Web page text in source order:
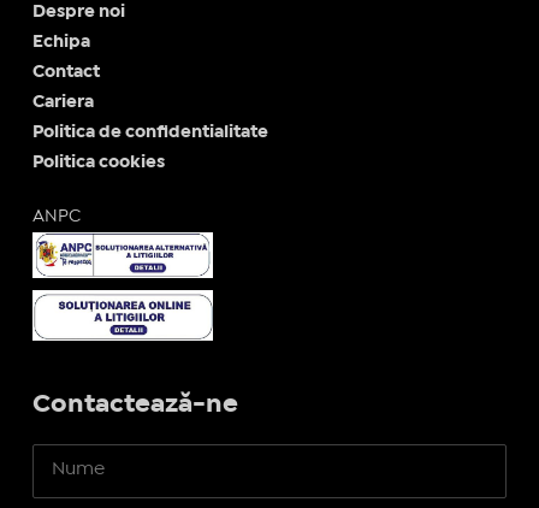
Despre noi
Echipa
Contact
Cariera
Politica de confidentialitate
Politica cookies
ANPC
Contactează-ne